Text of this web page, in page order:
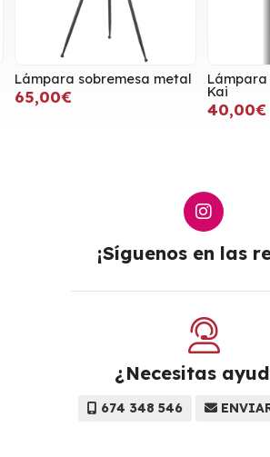
Lámpara sobremesa metal
65,00€
Lámpara
Kai
40,00€
¡Síguenos en las
¿Necesitas
674 348 546